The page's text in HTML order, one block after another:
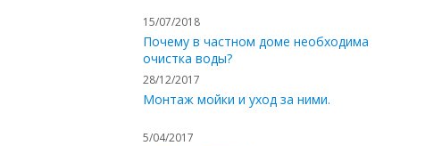
15/07/2018
Почему в частном доме необходима
очистка воды?
28/12/2017
Монтаж мойки и уход за ними.
5/04/2017